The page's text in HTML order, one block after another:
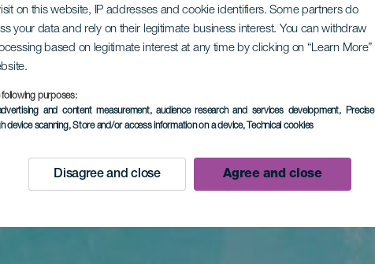
on this website, IP addresses and cookie identifiers. Some partners do
your data and rely on their legitimate business interest. You can withdraw
based on legitimate interest at any time by clicking on “Learn More”
purposes:
and content measurement, audience research and services development, Precise
device scanning, Store and/or access information on a device, Technical cookies
Disagree and close Agree and close